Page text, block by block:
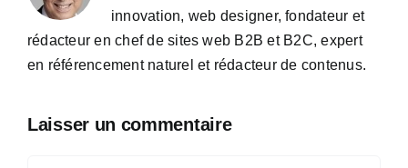
innovation, web designer, fondateur et
rédacteur en chef de sites web B2B et B2C, expert
en référencement naturel et rédacteur de contenus.
Laisser un commentaire